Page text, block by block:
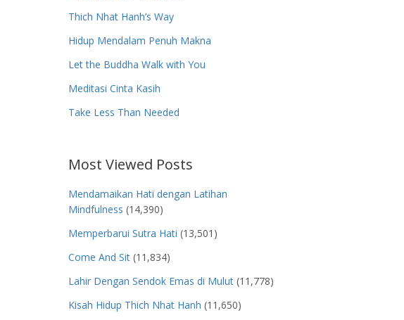
Thich Nhat Hanh’s Way
Hidup Mendalam Penuh Makna
Let the Buddha Walk with You
Meditasi Cinta Kasih
Take Less Than Needed
Most Viewed Posts
Mendamaikan Hati dengan Latihan
Mindfulness (14,390)
Memperbarui Sutra Hati (13,501)
Come And Sit (11,834)
Lahir Dengan Sendok Emas di Mulut (11,778)
Kisah Hidup Thich Nhat Hanh (11,650)